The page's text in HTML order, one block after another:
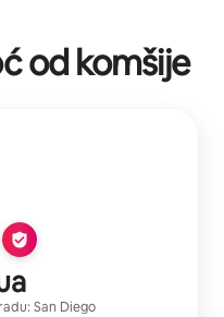
od komšije
San Diego